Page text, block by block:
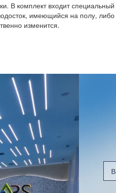
В комплект входит
имеющийся на полу,
изменится.